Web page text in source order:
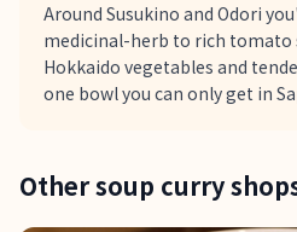
Around Susukino and Odori
medicinal-herb to rich tomato
Hokkaido vegetables and
one bowl you can only get in
Other soup curry